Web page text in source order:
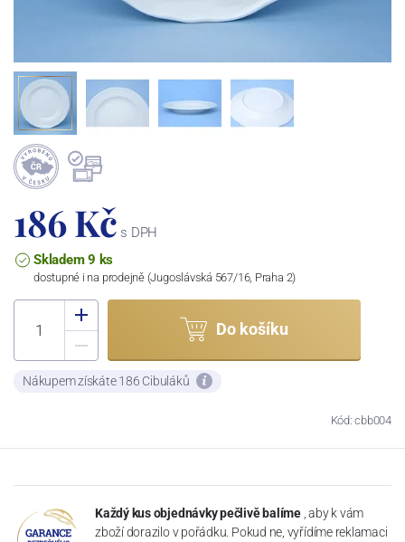
186 Kč s DPH
Skladem 9 ks
dostupné i na prodejně (Jugoslávská 567/16, Praha 2)
Do košíku
Nákupem získáte 186 Cibuláků
Kód: cbb004
Každý kus objednávky pečlivě balíme , aby k vám
zboží dorazilo v pořádku. Pokud ne, vyřídíme reklamaci